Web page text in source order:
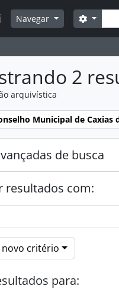
Navegar Buscar
2
arquivística
Municipal de Caxias
de busca
resultados com:
critério
para: